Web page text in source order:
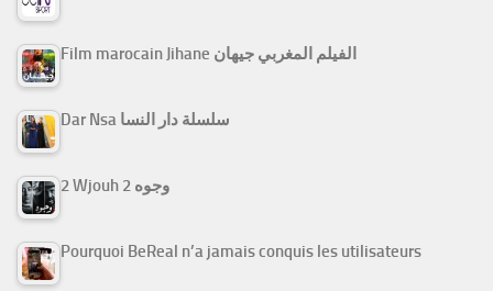
Film marocain Jihane الفيلم المغربي جيهان
Dar Nsa سلسلة دار النسا
2 Wjouh 2 وجوه
Pourquoi BeReal n’a jamais conquis les utilisateurs